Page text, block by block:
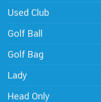
Used Club
Golf Ball
Golf Bag
Lady
Head Only